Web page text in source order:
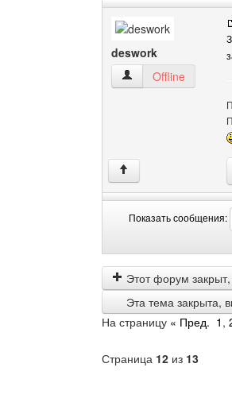
deswork
deswork Посмотреть
Offline
↑
Показать сообщения:
сообщения
by
Этот форум
Эта тема закрыта,
На страницу « Пред. 1 ,
Страница 12 из 13